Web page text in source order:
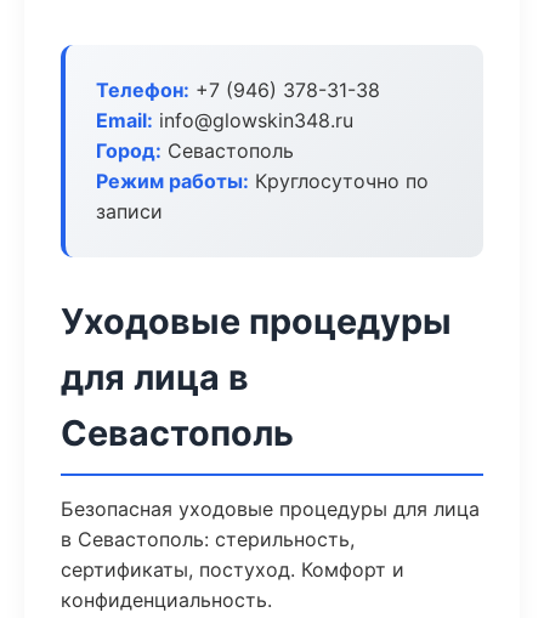
Телефон: +7 (946) 378-31-38
Email: info@glowskin348.ru
Город: Севастополь
Режим работы: Круглосуточно по
записи
Уходовые процедуры
для лица в
Севастополь
Безопасная уходовые процедуры для лица
в Севастополь: стерильность,
сертификаты, постуход. Комфорт и
конфиденциальность.